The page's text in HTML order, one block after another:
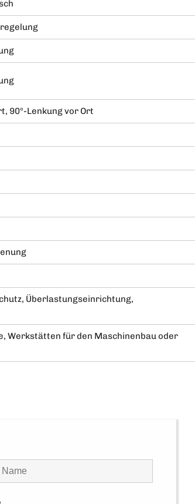
90°-Lenkung vor Ort
Überlastungseinrichtung,
Werkstätten für den Maschinenbau oder